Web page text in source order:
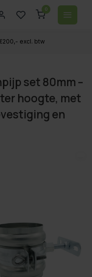
0
excl. btw
set 80mm –
hoogte, met
en